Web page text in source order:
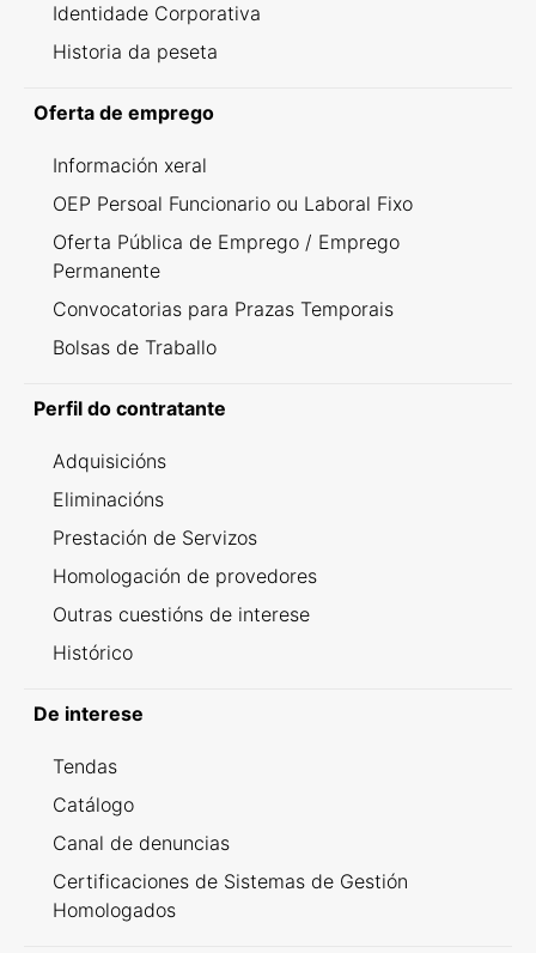
Identidade Corporativa
Historia da peseta
Oferta de emprego
Información xeral
OEP Persoal Funcionario ou Laboral Fixo
Oferta Pública de Emprego / Emprego
Permanente
Convocatorias para Prazas Temporais
Bolsas de Traballo
Perfil do contratante
Adquisicións
Eliminacións
Prestación de Servizos
Homologación de provedores
Outras cuestións de interese
Histórico
De interese
Tendas
Catálogo
Canal de denuncias
Certificaciones de Sistemas de Gestión
Homologados